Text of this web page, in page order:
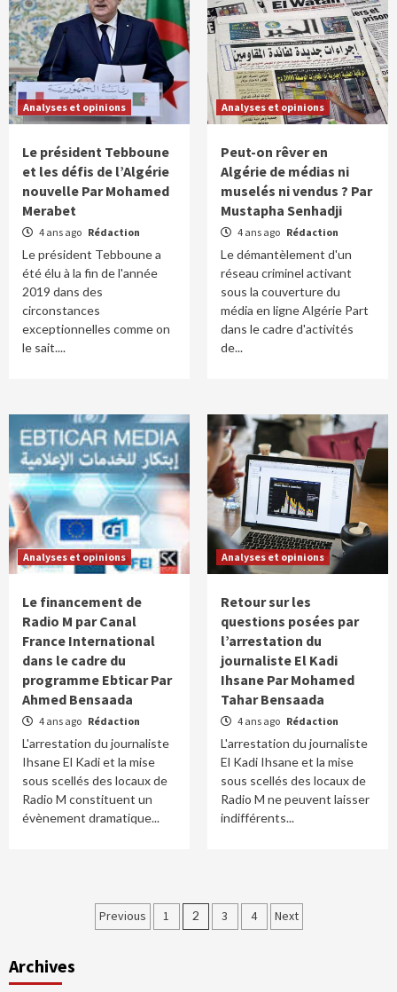
Analyses et opinions
Le président Tebboune
et les défis de l’Algérie
nouvelle Par Mohamed
Merabet
4 ans ago Rédaction
Le président Tebboune a
été élu à la fin de l'année
2019 dans des
circonstances
exceptionnelles comme on
le sait....
Analyses et opinions
Peut-on rêver en
Algérie de médias ni
muselés ni vendus ? Par
Mustapha Senhadji
4 ans ago Rédaction
Le démantèlement d'un
réseau criminel activant
sous la couverture du
média en ligne Algérie Part
dans le cadre d'activités
de...
Analyses et opinions
Le financement de
Radio M par Canal
France International
dans le cadre du
programme Ebticar Par
Ahmed Bensaada
4 ans ago Rédaction
L'arrestation du journaliste
Ihsane El Kadi et la mise
sous scellés des locaux de
Radio M constituent un
évènement dramatique...
Analyses et opinions
Retour sur les
questions posées par
l’arrestation du
journaliste El Kadi
Ihsane Par Mohamed
Tahar Bensaada
4 ans ago Rédaction
L'arrestation du journaliste
El Kadi Ihsane et la mise
sous scellés des locaux de
Radio M ne peuvent laisser
indifférents...
Navigation
Previous 1 2 3 4 Next
Archives